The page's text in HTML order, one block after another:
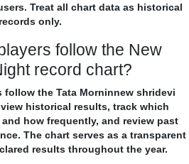
Treat all chart data as historical
records only.
follow the New
record chart?
follow the Tata Morninnew shridevi
historical results, track which
how frequently, and review past
The chart serves as a transparent
results throughout the year.